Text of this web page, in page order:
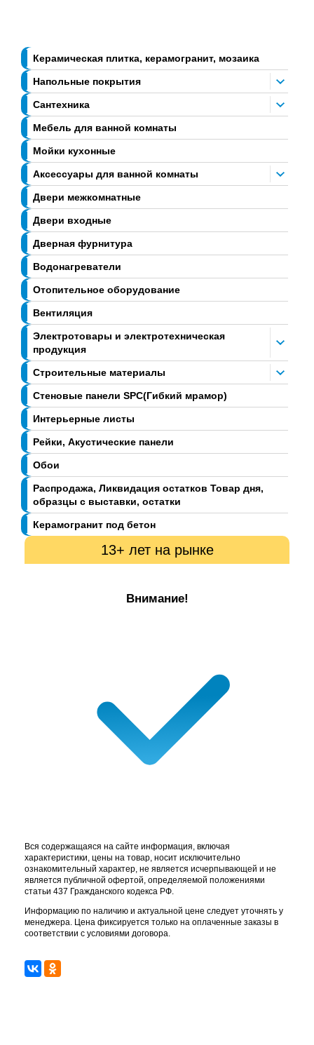
Керамическая плитка, керамогранит, мозаика
Напольные покрытия
Сантехника
Мебель для ванной комнаты
Мойки кухонные
Аксессуары для ванной комнаты
Двери межкомнатные
Двери входные
Дверная фурнитура
Водонагреватели
Отопительное оборудование
Вентиляция
Электротовары и электротехническая
продукция
Строительные материалы
Стеновые панели SPC(Гибкий мрамор)
Интерьерные листы
Рейки, Акустические панели
Обои
Распродажа, Ликвидация остатков Товар дня,
образцы с выставки, остатки
Керамогранит под бетон
13+ лет на рынке
Внимание!
Вся содержащаяся на сайте информация, включая
характеристики, цены на товар, носит исключительно
ознакомительный характер, не является исчерпывающей и не
является публичной офертой, определяемой положениями
статьи 437 Гражданского кодекса РФ.
Информацию по наличию и актуальной цене следует уточнять у
менеджера. Цена фиксируется только на оплаченные заказы в
соответствии с условиями договора.